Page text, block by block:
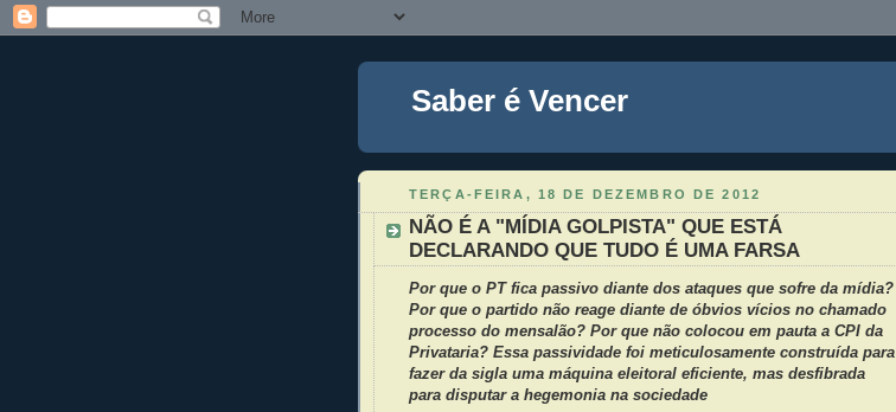
Saber é Vencer
TERÇA-FEIRA, 18 DE DEZEMBRO DE 2012
NÃO É A "MÍDIA GOLPISTA" QUE ESTÁ
DECLARANDO QUE TUDO É UMA FARSA
Por que o PT fica passivo diante dos ataques que sofre da mídia?
Por que o partido não reage diante de óbvios vícios no chamado
processo do mensalão? Por que não colocou em pauta a CPI da
Privataria? Essa passividade foi meticulosamente construída para
fazer da sigla uma máquina eleitoral eficiente, mas desfibrada
para disputar a hegemonia na sociedade